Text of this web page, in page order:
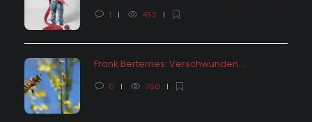
1 452
Frank Bertemes: Verschwunden….
0 760